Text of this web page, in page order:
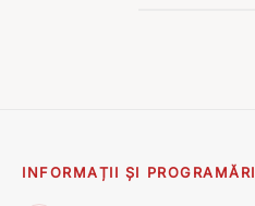
INFORMAȚII ȘI PROGRAMĂRI